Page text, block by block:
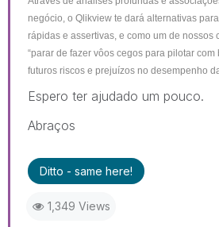
negócio, o Qlikview te dará alternativas
rápidas e assertivas, e como um de nossos
“parar de fazer vôos cegos para pilotar com
futuros riscos e prejuízos no desempenho
Espero ter ajudado um pouco.
Abraços
Ditto - same here!
1,349 Views